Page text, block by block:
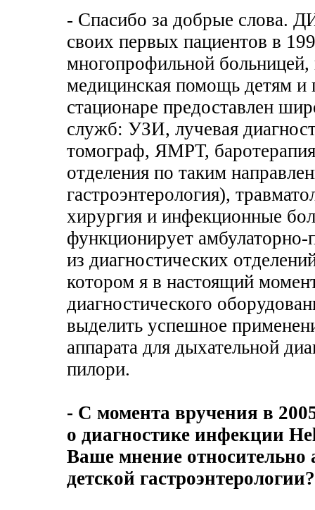
- Спасибо за добрые слова.
своих первых пациентов в
многопрофильной больницей,
медицинская помощь детям
стационаре предоставлен
служб: УЗИ, лучевая
томограф, ЯМРТ,
отделения по таким
гастроэнтерология),
хирургия и инфекционные
функционирует
из диагностических
котором я в настоящий
диагностического
выделить успешное
аппарата для дыхательной
пилори.
- C момента вручения в
о диагностике инфекции
Ваше мнение
детской гастроэнтерологии?